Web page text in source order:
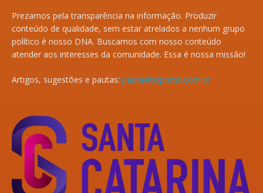
Prezamos pela transparência na informação. Produzir
conteúdo de qualidade, sem estar atrelados a nenhum grupo
político é nosso DNA. Buscamos com nosso conteúdo
atender aos interesses da comunidade. Essa é nossa missão!
Artigos, sugestões e pautas: pauta@scportal.com.br